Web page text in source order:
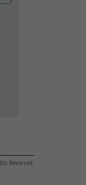
Reserved.